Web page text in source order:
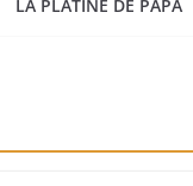
LA PLATINE DE PAPA